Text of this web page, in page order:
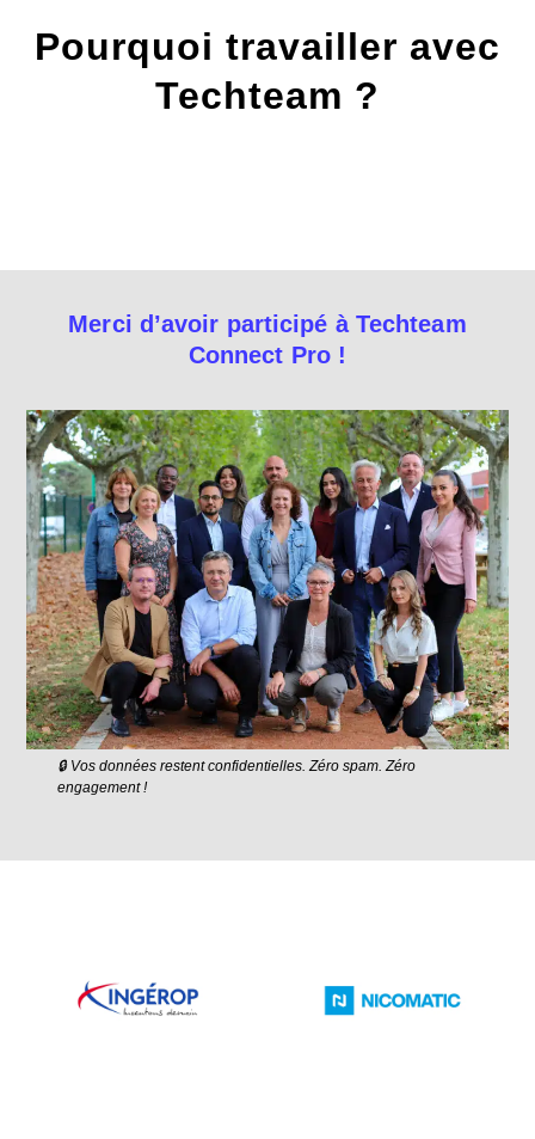
Pourquoi travailler avec
Techteam ?
Merci d’avoir participé à Techteam
Connect Pro !
🔒 Vos données restent confidentielles. Zéro spam. Zéro
engagement !